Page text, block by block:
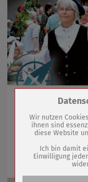
Neuauflage der
07.11.2023
Vollsperrung
Zum Betrieb
Name
Anbieter
Wir nutzen
ihnen sind
diese Website
Ich bin damit
Einwilligung